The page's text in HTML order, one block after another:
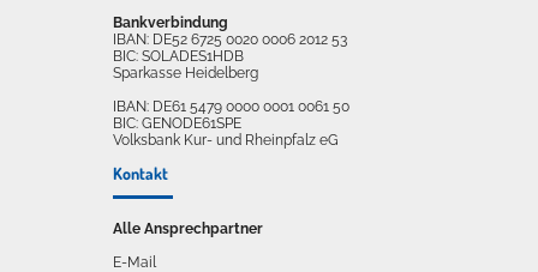
Bankverbindung
IBAN: DE52 6725 0020 0006 2012 53
BIC: SOLADES1HDB
Sparkasse Heidelberg
IBAN: DE61 5479 0000 0001 0061 50
BIC: GENODE61SPE
Volksbank Kur- und Rheinpfalz eG
Kontakt
Alle Ansprechpartner
E-Mail